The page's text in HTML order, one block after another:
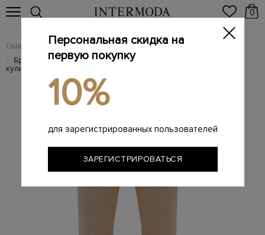
0
Главная Женщинам / Женская одежда / Женские брюки
/ Брюки Shino из фактурного шерстяного букле с поясом на
кулиске
Персональная скидка на
первую покупку
10%
для зарегистрированных пользователей
ЗАРЕГИСТРИРОВАТЬСЯ